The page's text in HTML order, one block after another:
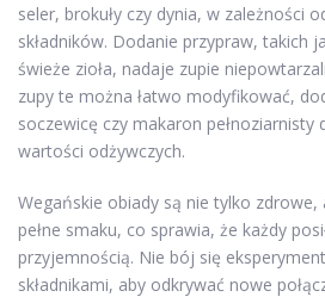
seler, brokuły czy dynia, w zależności
składników. Dodanie przypraw, takich
świeże zioła, nadaje zupie
zupy te można łatwo modyfikować,
soczewicę czy makaron pełnoziarnisty
wartości odżywczych.
Wegańskie obiady są nie tylko
pełne smaku, co sprawia, że każdy
przyjemnością. Nie bój się
składnikami, aby odkrywać nowe